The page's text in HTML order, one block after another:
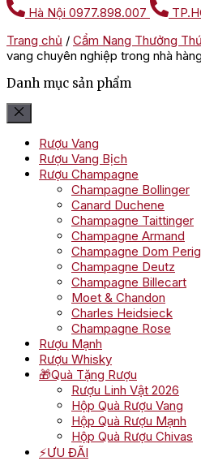
Hà Nội 0977.898.007
Trang chủ / Cẩm Nang Thưởng
vang chuyên nghiệp trong nhà hàng
Danh mục sản phẩm
Rượu Vang
Rượu Vang Bịch
Rượu Champagne
Champagne Bollinger
Canard Duchene
Champagne Taittinger
Champagne Armand
Champagne Dom
Champagne Deutz
Champagne Billecart
Moet & Chandon
Charles Heidsieck
Champagne Rose
Rượu Mạnh
Rượu Whisky
🎁Quà Tặng Rượu
Rượu Linh Vật 2026
Hộp Quà Rượu Vang
Hộp Quà Rượu Mạnh
Hộp Quà Rượu Chivas
⚡ƯU ĐÃI